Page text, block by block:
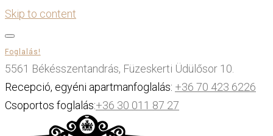
Skip to content
Foglalás!
5561 Békésszentandrás, Füzeskerti Üdülősor 10.
Recepció, egyéni apartmanfoglalás: +36 70 423 6226
Csoportos foglalás:+36 30 011 87 27